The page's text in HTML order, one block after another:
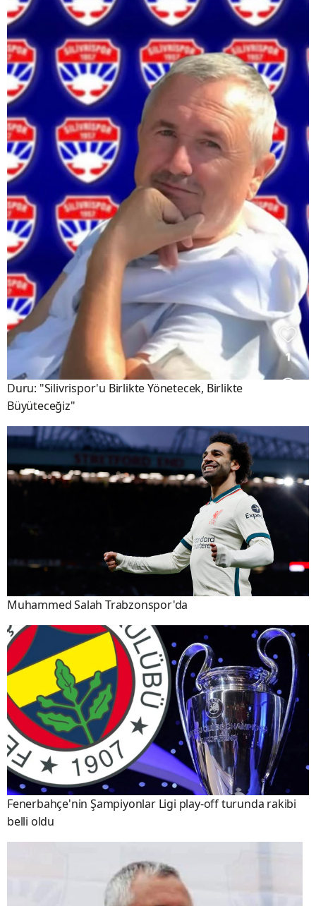
Duru: "Silivrispor'u Birlikte Yönetecek, Birlikte
Büyüteceğiz"
Muhammed Salah Trabzonspor'da
Fenerbahçe'nin Şampiyonlar Ligi play-off turunda rakibi
belli oldu